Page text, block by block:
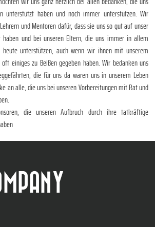
unterstützt haben und noch immer unterstützen. Wir
und Mentoren dafür, dass sie uns so gut auf unser
haben und bei unseren Eltern, die uns immer in allem
unterstützen, auch wenn wir ihnen mit unserem
einiges zu Beißen gegeben haben. Wir bedanken uns
die für uns da waren uns in unserem Leben
an alle, die uns bei unseren Vorbereitungen mit Rat und
die unseren Aufbruch durch ihre tatkräftige